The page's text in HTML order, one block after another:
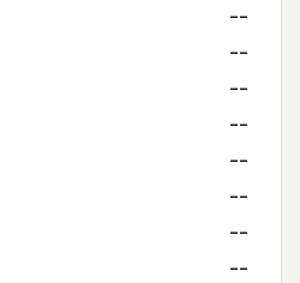
--
--
--
--
--
--
--
--